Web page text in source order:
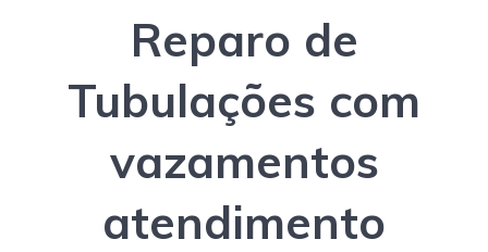
Reparo de
Tubulações com
vazamentos
atendimento